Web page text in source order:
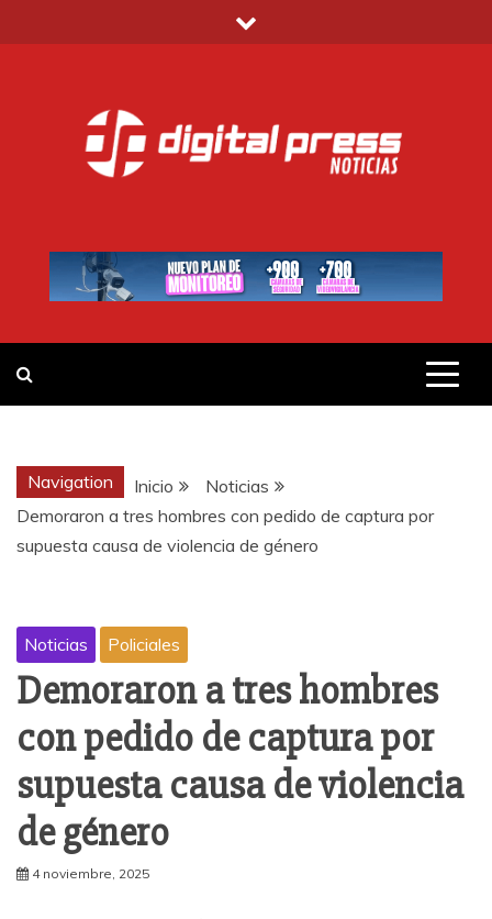
al
DIGITAL PRESS
Navigation Inicio
Noticias
Demoraron a tres hombres con pedido de captura por
supuesta causa de violencia de género
Noticias Policiales
Demoraron a tres hombres
con pedido de captura por
supuesta causa de violencia
de género
4 noviembre, 2025